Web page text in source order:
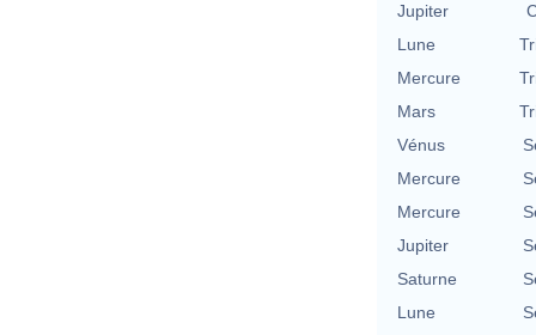
Jupiter
Lune
Mercure
Mars
Vénus
Mercure
Mercure
Jupiter
Saturne
Lune